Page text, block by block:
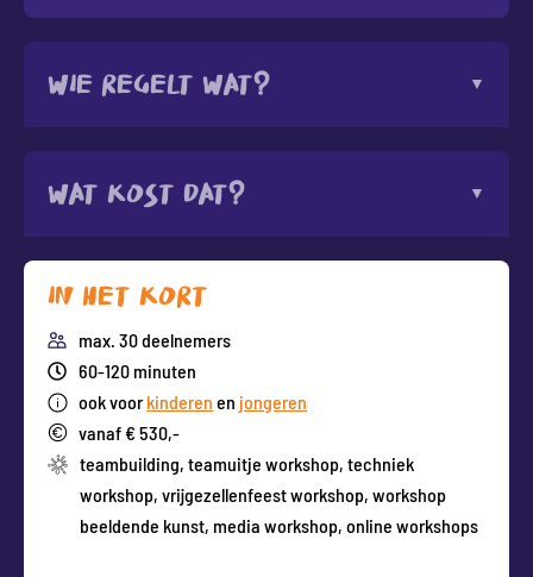
Wie regelt wat?
Wat kost dat?
In het kort
max. 30 deelnemers
60-120 minuten
ook voorkinderen enjongeren
vanaf € 530,-
teambuilding, teamuitje workshop, techniek
workshop, vrijgezellenfeest workshop, workshop
beeldende kunst, media workshop, online workshops